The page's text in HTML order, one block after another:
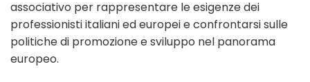
associativo per rappresentare le esigenze dei
professionisti italiani ed europei e confrontarsi sulle
politiche di promozione e sviluppo nel panorama
europeo.